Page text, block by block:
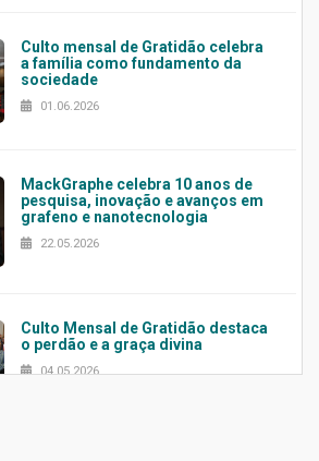
Culto mensal de Gratidão celebra
a família como fundamento da
sociedade
01.06.2026
MackGraphe celebra 10 anos de
pesquisa, inovação e avanços em
grafeno e nanotecnologia
22.05.2026
Culto Mensal de Gratidão destaca
o perdão e a graça divina
04.05.2026